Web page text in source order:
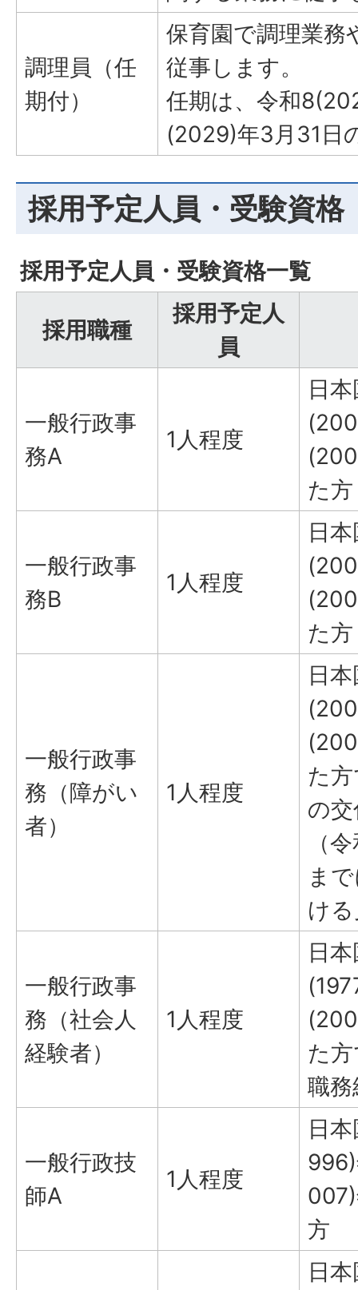
調理員（任
期付）
保育園で調理業務
従事します。
任期は、令和
(2029)年3月31日
採用予定人員・受験資格
採用予定人員・受験資格一覧
採用職種
採用予定人
員
一般行政事
務A
1人程度
日
た方
一般行政事
務B
1人程度
日
た方
一般行政事
務（障がい
者）
1人程度
日
た
の
（
ま
け
一般行政事
務（社会人
経験者）
1人程度
日
た
職
一般行政技
師A
1人程度
日
方
日